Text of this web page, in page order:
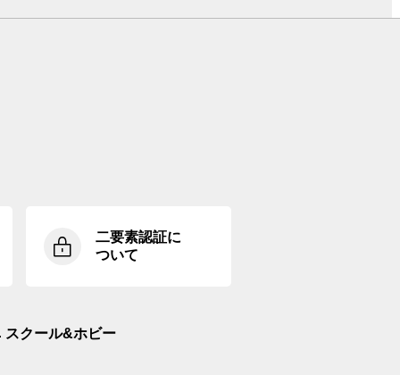
二要素認証に
ついて
スクール&ホビー